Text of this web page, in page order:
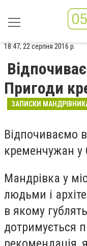
18:47, 22 серпня 2016 р.
Пригоди
ЗАПИСКИ
Відпочиваємо
кременчужан у
Мандрівка у
людьми і
в якому
дотримується